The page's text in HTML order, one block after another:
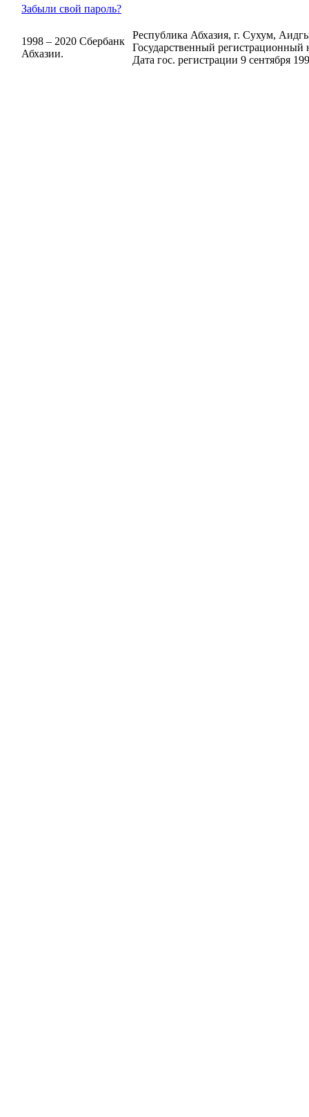
Забыли свой пароль?
1998 – 2020 Сбербанк
Абхазии.
Республика Абхазия, г. Сухум,
Государственный регистрационный
Дата гос. регистрации 9 сентября